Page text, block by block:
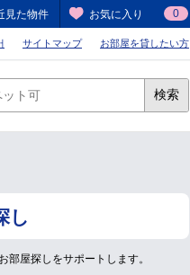
見た物件 お気に入り 0
サイトマップ お部屋を貸したい方
検索
し
屋探しをサポートします。